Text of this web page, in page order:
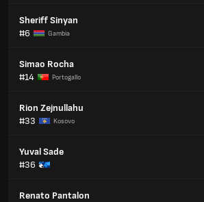
Sheriff Sinyan
#6
Gambia
Simao Rocha
#14
Portogallo
Rion Zejnullahu
#33
Kosovo
Yuval Sade
#36
Renato Pantalon